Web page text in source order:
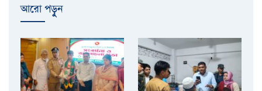
আরো পড়ুুন